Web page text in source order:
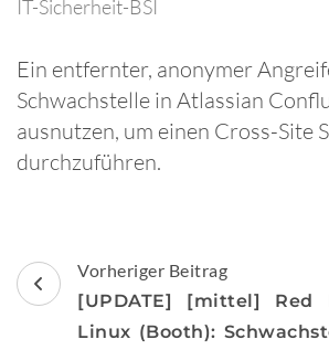
IT-Sicherheit-BSI
Ein entfernter, anonymer
Schwachstelle in Atlassian
ausnutzen, um einen Cross-Site
durchzuführen.
Beitragsnavigation
Vorheriger Beitrag
[UPDATE] [mittel] Red
Linux (Booth):